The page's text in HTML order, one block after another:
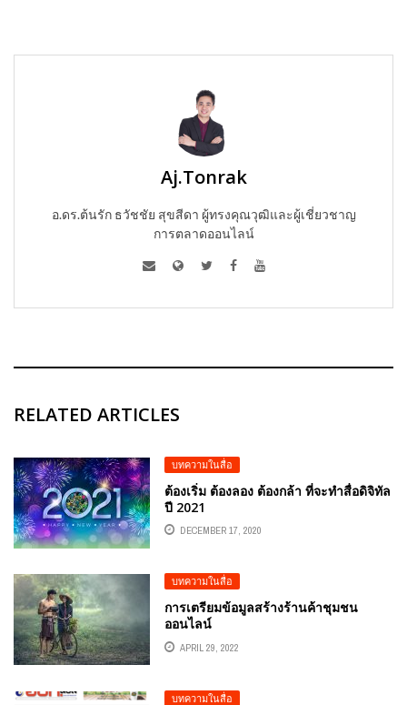
Aj.Tonrak
อ.ดร.ต้นรัก ธวัชชัย สุขสีดา ผู้ทรงคุณวุฒิและผู้เชี่ยวชาญ
การตลาดออนไลน์
RELATED ARTICLES
บทความในสื่อ
ต้องเริ่ม ต้องลอง ต้องกล้า ที่จะทำสื่อดิจิทัล
ปี 2021
DECEMBER 17, 2020
บทความในสื่อ
การเตรียมข้อมูลสร้างร้านค้าชุมชน
ออนไลน์
APRIL 29, 2022
บทความในสื่อ